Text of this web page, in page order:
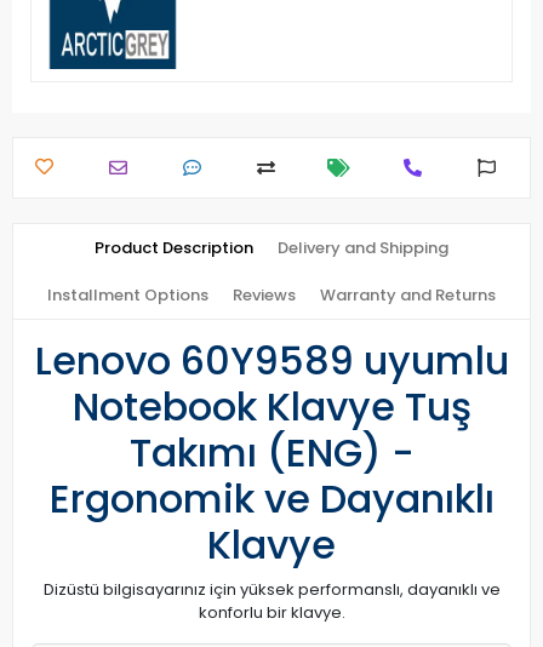
Product Description Delivery and Shipping
Installment Options Reviews Warranty and Returns
Lenovo 60Y9589 uyumlu
Notebook Klavye Tuş
Takımı (ENG) -
Ergonomik ve Dayanıklı
Klavye
Dizüstü bilgisayarınız için yüksek performanslı, dayanıklı ve
konforlu bir klavye.